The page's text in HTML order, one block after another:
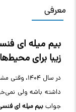
معرفی
زیبا برای
داشته باشه ولی
جواب بیم میله‌ ای فنسی ۱۰۰